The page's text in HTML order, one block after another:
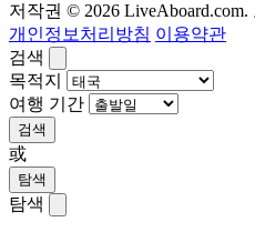
저작권 © 2026
개인정보처리방침 이용약관
검색
목적지
여행 기간
검색
或
탐색
탐색